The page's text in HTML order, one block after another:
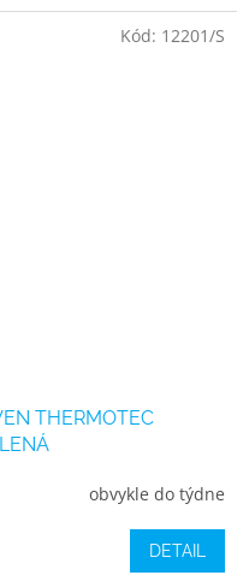
THERMOTEC
obvykle do týdne
DETAIL
Kód: 12201/S